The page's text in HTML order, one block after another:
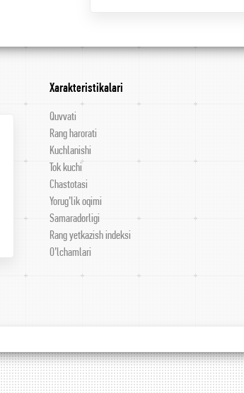
Xarakteristikalari
Quvvati
Rang harorati
Kuchlanishi
Tok kuchi
Chastotasi
Yorug’lik oqimi
Samaradorligi
Rang yetkazish indeksi
O’lchamlari